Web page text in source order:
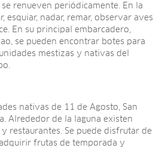
renueven periódicamente. En la
esquiar, nadar, remar, observar aves
En su principal embarcadero,
se pueden encontrar botes para
mestizas y nativas del
nativas de 11 de Agosto, San
Alrededor de la laguna existen
y restaurantes. Se puede disfrutar de
frutas de temporada y